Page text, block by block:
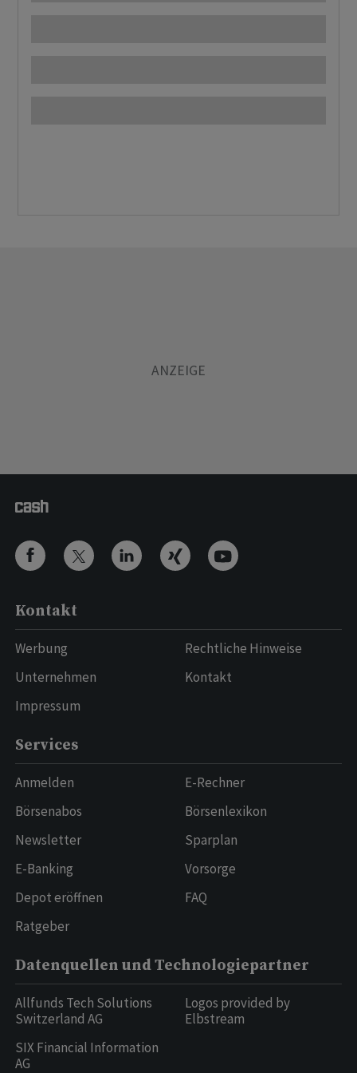
Kontakt
Werbung
Unternehmen
Impressum
Rechtliche Hinweise
Kontakt
Services
Anmelden
Börsenabos
Newsletter
E-Banking
Depot eröffnen
Ratgeber
E-Rechner
Börsenlexikon
Sparplan
Vorsorge
FAQ
Datenquellen und Technologiepartner
Allfunds Tech Solutions
Switzerland AG
SIX Financial Information
AG
Logos provided by
Elbstream